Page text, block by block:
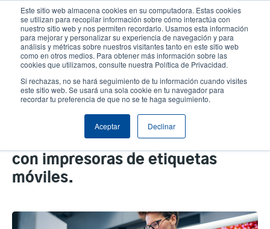
Este sitio web almacena cookies en su computadora. Estas cookies
se utilizan para recopilar información sobre cómo interactúa con
nuestro sitio web y nos permiten recordarlo. Usamos esta información
para mejorar y personalizar su experiencia de navegación y para
análisis y métricas sobre nuestros visitantes tanto en este sitio web
como en otros medios. Para obtener más información sobre las
cookies que utilizamos, consulte nuestra Política de Privacidad.
Si rechazas, no se hará seguimiento de tu información cuando visites
este sitio web. Se usará una sola cookie en tu navegador para
recordar tu preferencia de que no se te haga seguimiento.
Aceptar Declinar
contenido
principal
User
account
menu
User
Header
Selector de productos Soporte Técnico
Cómo implementar eficazmente
estrategias de precios omnicanal
con impresoras de etiquetas
móviles.